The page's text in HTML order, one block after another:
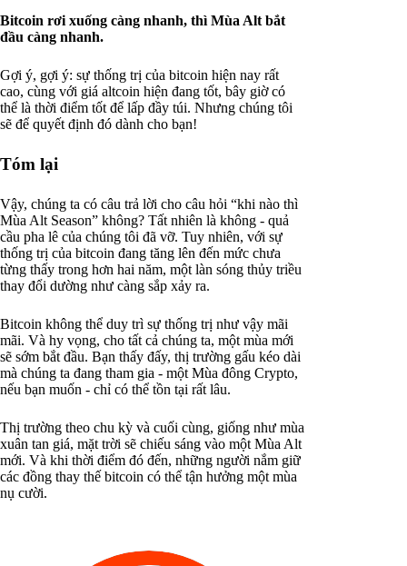
Bitcoin rơi xuống càng nhanh, thì Mùa Alt bắt
đầu càng nhanh.
Gợi ý, gợi ý: sự thống trị của bitcoin hiện nay rất
cao, cùng với giá altcoin hiện đang tốt, bây giờ có
thể là thời điểm tốt để lấp đầy túi. Nhưng chúng tôi
sẽ để quyết định đó dành cho bạn!
Tóm lại
Vậy, chúng ta có câu trả lời cho câu hỏi “khi nào thì
Mùa Alt Season” không? Tất nhiên là không - quả
cầu pha lê của chúng tôi đã vỡ. Tuy nhiên, với sự
thống trị của bitcoin đang tăng lên đến mức chưa
từng thấy trong hơn hai năm, một làn sóng thủy triều
thay đổi dường như càng sắp xảy ra.
Bitcoin không thể duy trì sự thống trị như vậy mãi
mãi. Và hy vọng, cho tất cả chúng ta, một mùa mới
sẽ sớm bắt đầu. Bạn thấy đấy, thị trường gấu kéo dài
mà chúng ta đang tham gia - một Mùa đông Crypto,
nếu bạn muốn - chỉ có thể tồn tại rất lâu.
Thị trường theo chu kỳ và cuối cùng, giống như mùa
xuân tan giá, mặt trời sẽ chiếu sáng vào một Mùa Alt
mới. Và khi thời điểm đó đến, những người nắm giữ
các đồng thay thế bitcoin có thể tận hưởng một mùa
nụ cười.